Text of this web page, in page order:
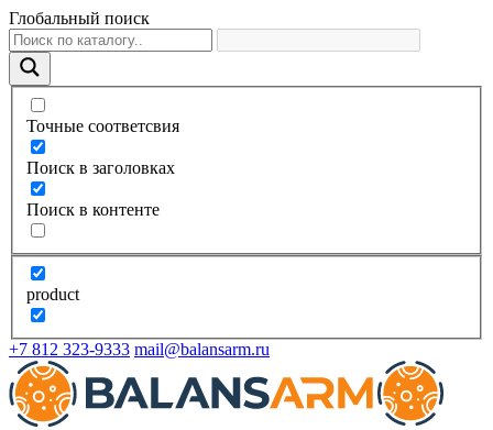
Глобальный поиск
Точные соответсвия
Поиск в заголовках
Поиск в контенте
product
+7 812 323-9333 mail@balansarm.ru